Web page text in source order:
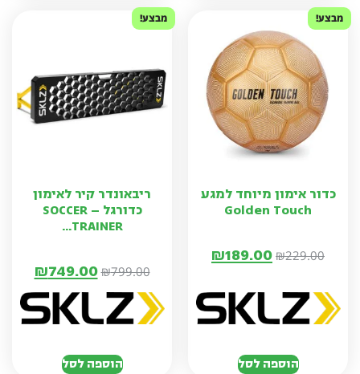
מבצע!
כדור אימון מיוחד למגע
Golden Touch
₪229.00
₪189.00
הוספה לסל
מבצע!
ריבאונדר קיר לאימון
כדורגל – SOCCER
TRAINER...
₪799.00
₪749.00
הוספה לסל